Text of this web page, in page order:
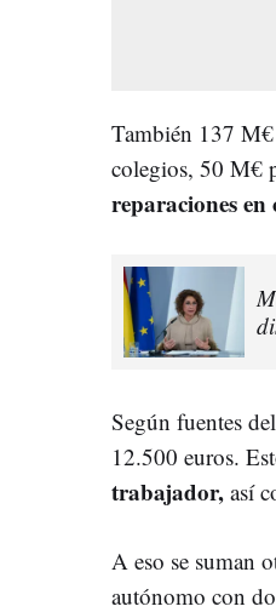
También 137 M€
colegios, 50 M€
reparaciones
Según fuentes
12.500 euros.
trabajador, así
A eso se suman
autónomo con